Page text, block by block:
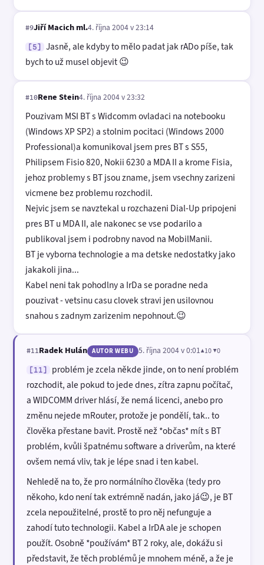
#9Jiří Macich ml.4. října 2004 v 23:14
[5]
Jasně, ale kdyby to mělo padat jak rADo píše, tak
bych to už musel objevit 😉
#10Rene Stein4. října 2004 v 23:32
Pouzivam MSI BT s Widcomm ovladaci na notebooku
(Windows XP SP2) a stolnim pocitaci (Windows 2000
Professional)a komunikoval jsem pres BT s S55,
Philipsem Fisio 820, Nokii 6230 a MDA II a krome Fisia,
jehoz problemy s BT jsou zname, jsem vsechny zarizeni
vicmene bez problemu rozchodil.
Nejvic jsem se navztekal u rozchazeni Dial-Up pripojeni
pres BT u MDA II, ale nakonec se vse podarilo a
publikoval jsem i podrobny navod na MobilManii.
BT je vyborna technologie a ma detske nedostatky jako
jakakoli jina...
Kabel neni tak pohodlny a IrDa se poradne neda
pouzivat - vetsinu casu clovek stravi jen usilovnou
snahou s zadnym zarizenim nepohnout.😉
#11Radek Hulán AUTOR WEBU 5. října 2004 v 0:01▲10 ▼0
[11]
problém je zcela někde jinde, on to není problém
rozchodit, ale pokud to jede dnes, zítra zapnu počítač,
a WIDCOMM driver hlásí, že nemá licenci, anebo pro
změnu nejede mRouter, protože je pondělí, tak.. to
člověka přestane bavit. Prostě než *občas* mít s BT
problém, kvůli špatnému software a driverům, na které
ovšem nemá vliv, tak je lépe snad i ten kabel.
Nehledě na to, že pro normálního člověka (tedy pro
někoho, kdo není tak extrémně nadán, jako já😉, je BT
zcela nepoužitelné, prostě to pro něj nefunguje a
zahodí tuto technologii. Kabel a IrDA ale je schopen
použít. Osobně *používám* BT 2 roky, ale, dokážu si
představit, že těch problémů je mnohem méně, a že je